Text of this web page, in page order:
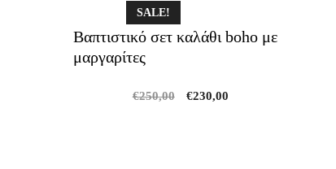
SALE!
Βαπτιστικό σετ καλάθι boho με
μαργαρίτες
€250,00
Original
€230,00Current